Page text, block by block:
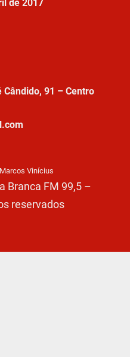
de 2017
91 – Centro
Vinícius
Branca FM 99,5 –
reservados